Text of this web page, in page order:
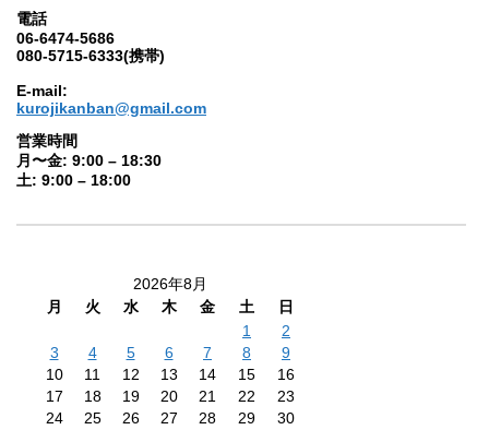
電話
06-6474-5686
080-5715-6333(携帯)
E-mail:
kurojikanban@gmail.com
営業時間
月〜金: 9:00 – 18:30
土: 9:00 – 18:00
2026年8月
月
火 水 木 金 土
日
1
2
3
4 5 6 7 8
9
10
11 12 13 14 15
16
17
18 19 20 21 22
23
24
25 26 27 28 29
30